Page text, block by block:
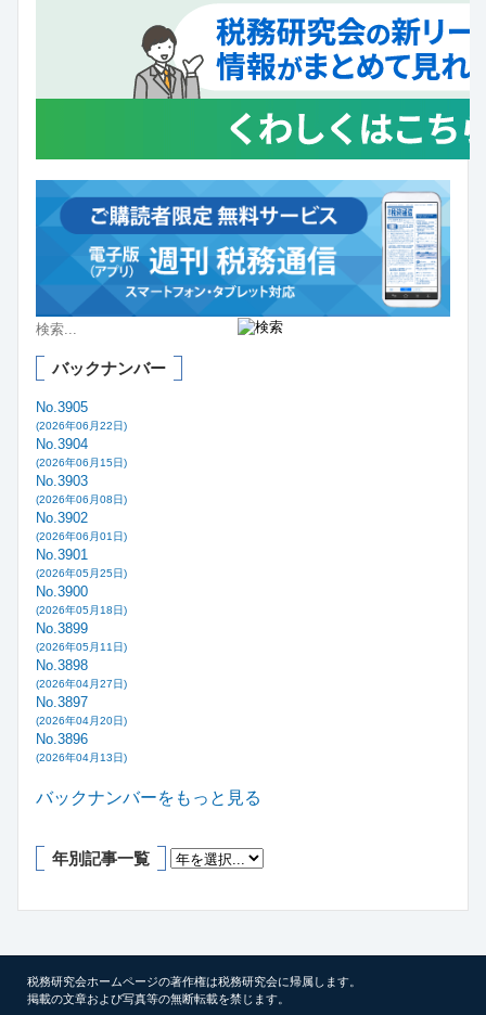
バックナンバー
No.3905
(2026年06月22日)
No.3904
(2026年06月15日)
No.3903
(2026年06月08日)
No.3902
(2026年06月01日)
No.3901
(2026年05月25日)
No.3900
(2026年05月18日)
No.3899
(2026年05月11日)
No.3898
(2026年04月27日)
No.3897
(2026年04月20日)
No.3896
(2026年04月13日)
バックナンバーをもっと見る
年別記事一覧
税務研究会ホームページの著作権は税務研究会に帰属します。
掲載の文章および写真等の無断転載を禁じます。